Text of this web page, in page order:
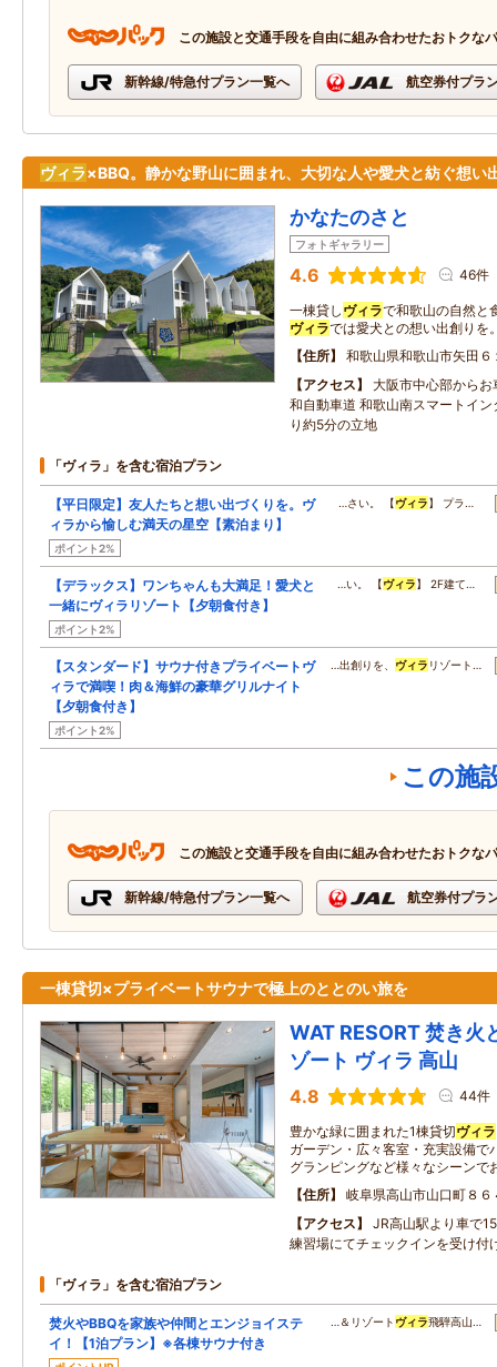
この施設と交通手段を自由に組み合わせたおトクな
新幹線/特急付プラン一覧へ 航空券付プラ
ヴィラ×BBQ。静かな野山に囲まれ、大切な人や愛犬と紡ぐ想い
かなたのさと
フォトギャラリー
4.6 46件
一棟貸し ヴィラで和歌山の自然と
ヴィラでは愛犬との想い出創りを
住所
和歌山県和歌山市矢田６
アクセス
大阪市中心部から
和自動車道 和歌山南スマートイ
り約5分の立地
「ヴィラ」を含む宿泊プラン
【平日限定】友人たちと想い出づくりを。ヴ
ィラから愉しむ満天の星空【素泊まり】
ポイント2%
…さい。 【ヴィラ】 プラ…
【デラックス】ワンちゃんも大満足！愛犬と
一緒にヴィラリゾート【夕朝食付き】
ポイント2%
…い。 【ヴィラ】 2F建て…
【スタンダード】サウナ付きプライベートヴ
ィラで満喫！肉＆海鮮の豪華グリルナイト
【夕朝食付き】
ポイント2%
…出創りを、 ヴィラ リゾート…
この施
この施設と交通手段を自由に組み合わせたおトクな
新幹線/特急付プラン一覧へ 航空券付プラ
一棟貸切×プライベートサウナで極上のととのい旅を
WAT RESORT 焚き火
ゾート ヴィラ 高山
4.8 44件
豊かな緑に囲まれた1棟貸切ヴィラ
ガーデン・広々客室・充実設備で
グランピングなど様々なシーンで
住所
岐阜県高山市山口町８６
アクセス
JR高山駅より車で
練習場にてチェックインを受け付
「ヴィラ」を含む宿泊プラン
焚火やBBQを家族や仲間とエンジョイステ
イ！【1泊プラン】※各棟サウナ付き
…＆リゾート ヴィラ飛騨高山…